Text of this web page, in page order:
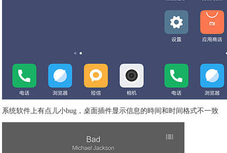
系统软件上有点儿小bug，桌面插件显示信息的時间和时间格式不一致